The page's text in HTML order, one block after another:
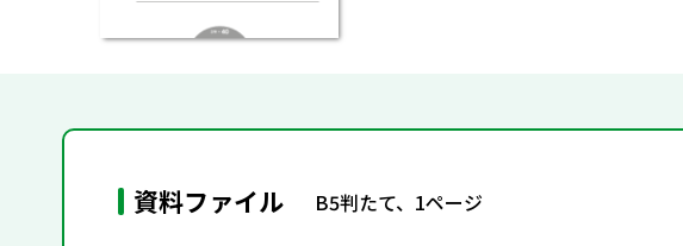
資料ファイル B5判たて、1ページ